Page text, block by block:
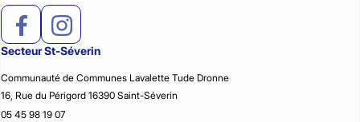
Secteur St-Séverin
Communauté de Communes Lavalette Tude Dronne
16, Rue du Périgord 16390 Saint-Séverin
05 45 98 19 07